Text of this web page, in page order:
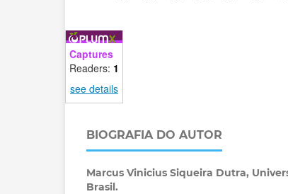
Captures
Readers: 1
see details
BIOGRAFIA DO AUTOR
Marcus Vinicius Siqueira Dutra,
Brasil.